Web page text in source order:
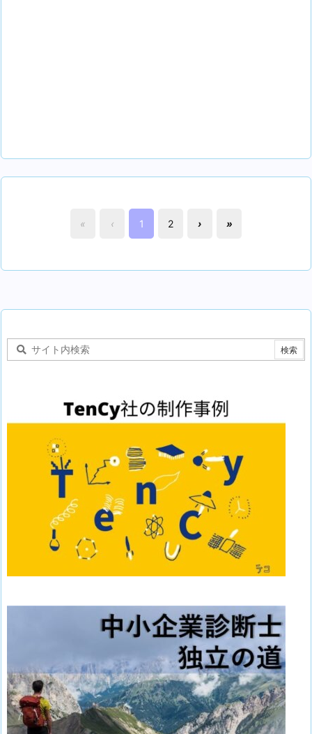
« ‹ 1 2 › »